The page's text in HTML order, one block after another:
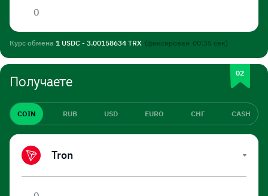
Курс обмена 1 USDC - 3.00158634 TRX (фиксирован 00:35 сек)
Получаете
COIN RUB USD EURO СНГ CASH
Tron